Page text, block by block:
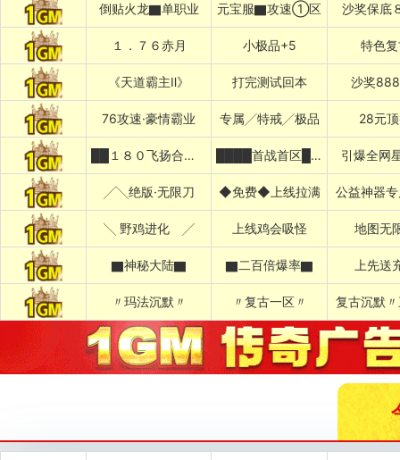
倒贴火龙▇单职业 元宝服▇攻速①区 沙奖保底
１．７６赤月 小极品+5 特色
《天道霸主Ⅱ》 打完测试回本 沙奖
76攻速·豪情霸业 专属╱特戒╱极品 28元
██１８０飞扬合击██ ████首战首区████ 引爆全网
╱╲绝版·无限刀 ◆免费◆上线拉满 公益神器
╲ 野鸡进化 ╱ 上线鸡会吸怪 地图无
▇神秘大陆▇ ▇二百倍爆率▇ 上先送
〃玛法沉默〃 〃复古一区〃 复古沉默